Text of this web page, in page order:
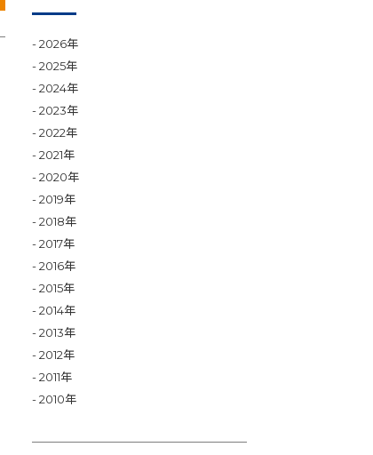
2026年
2025年
2024年
2023年
2022年
2021年
2020年
2019年
2018年
2017年
2016年
2015年
2014年
2013年
2012年
2011年
2010年